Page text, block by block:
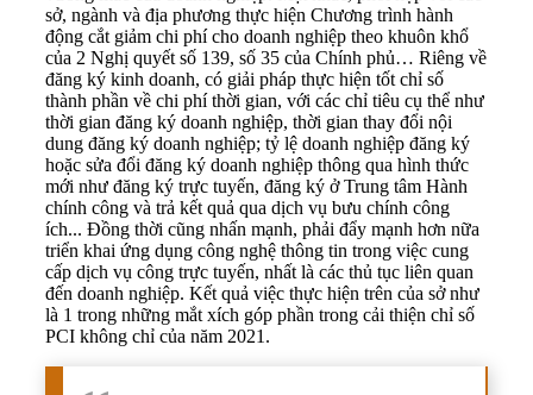
sở, ngành và địa phương thực hiện Chương trình hành
động cắt giảm chi phí cho doanh nghiệp theo khuôn khổ
của 2 Nghị quyết số 139, số 35 của Chính phủ… Riêng về
đăng ký kinh doanh, có giải pháp thực hiện tốt chỉ số
thành phần về chi phí thời gian, với các chỉ tiêu cụ thể như
thời gian đăng ký doanh nghiệp, thời gian thay đổi nội
dung đăng ký doanh nghiệp; tỷ lệ doanh nghiệp đăng ký
hoặc sửa đổi đăng ký doanh nghiệp thông qua hình thức
mới như đăng ký trực tuyến, đăng ký ở Trung tâm Hành
chính công và trả kết quả qua dịch vụ bưu chính công
ích... Đồng thời cũng nhấn mạnh, phải đẩy mạnh hơn nữa
triển khai ứng dụng công nghệ thông tin trong việc cung
cấp dịch vụ công trực tuyến, nhất là các thủ tục liên quan
đến doanh nghiệp. Kết quả việc thực hiện trên của sở như
là 1 trong những mắt xích góp phần trong cải thiện chỉ số
PCI không chỉ của năm 2021.